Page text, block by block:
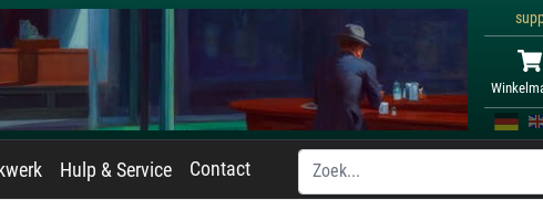
Hulp & Service Contact